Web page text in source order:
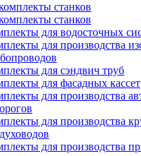
станков
станков
для водосточных
для производства
для сэндвич труб
для фасадных кассет
для производства
для производства
для производства